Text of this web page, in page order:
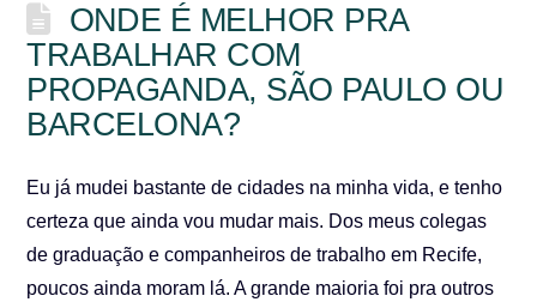
ONDE É MELHOR PRA
TRABALHAR COM
PROPAGANDA, SÃO PAULO OU
BARCELONA?
Eu já mudei bastante de cidades na minha vida, e tenho
certeza que ainda vou mudar mais. Dos meus colegas
de graduação e companheiros de trabalho em Recife,
poucos ainda moram lá. A grande maioria foi pra outros